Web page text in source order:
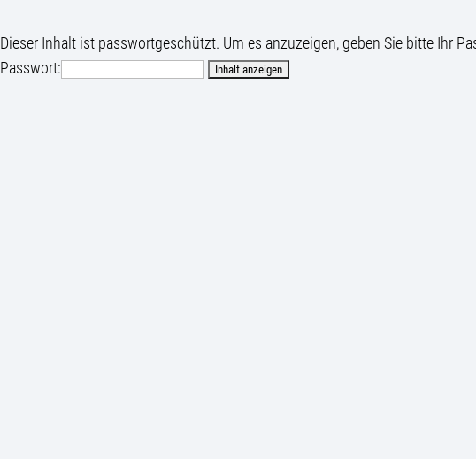
Dieser Inhalt ist passwortgeschützt. Um es anzuzeigen, geben Sie bitte Ihr
Passwort: